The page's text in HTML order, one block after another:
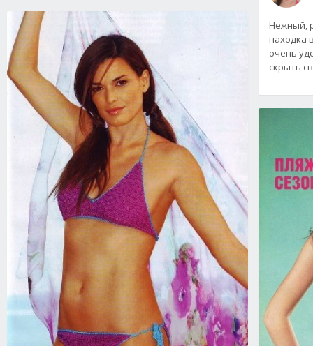
Нежный,
находка
очень
скрыть